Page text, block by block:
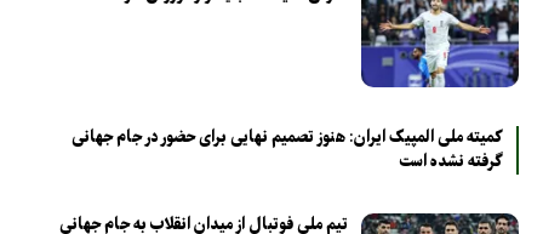
کمیته ملی المپیک ایران: هنوز تصمیم نهایی برای حضور در جام جهانی
گرفته نشده است
تیم ملی فوتبال از میدان انقلاب به جام جهانی